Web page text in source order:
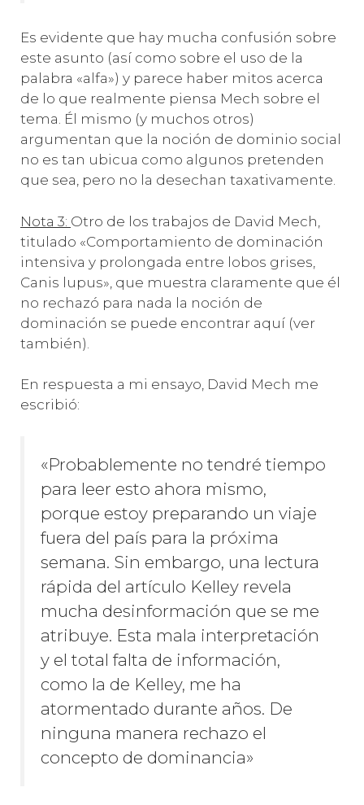
Es evidente que hay mucha confusión sobre
este asunto (así como sobre el uso de la
palabra «alfa») y parece haber mitos acerca
de lo que realmente piensa Mech sobre el
tema. Él mismo (y muchos otros)
argumentan que la noción de dominio social
no es tan ubicua como algunos pretenden
que sea, pero no la desechan taxativamente.
Nota 3: Otro de los trabajos de David Mech,
titulado «Comportamiento de dominación
intensiva y prolongada entre lobos grises,
Canis lupus», que muestra claramente que él
no rechazó para nada la noción de
dominación se puede encontrar aquí (ver
también).
En respuesta a mi ensayo, David Mech me
escribió:
«Probablemente no tendré tiempo
para leer esto ahora mismo,
porque estoy preparando un viaje
fuera del país para la próxima
semana. Sin embargo, una lectura
rápida del artículo Kelley revela
mucha desinformación que se me
atribuye. Esta mala interpretación
y el total falta de información,
como la de Kelley, me ha
atormentado durante años. De
ninguna manera rechazo el
concepto de dominancia»